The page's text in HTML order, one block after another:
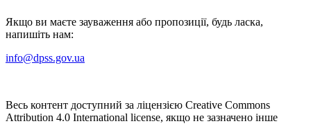
Якщо ви маєте зауваження або пропозиції, будь ласка,
напишіть нам:
info@dpss.gov.ua
Весь контент доступний за ліцензією Creative Commons
Attribution 4.0 International license, якщо не зазначено інше